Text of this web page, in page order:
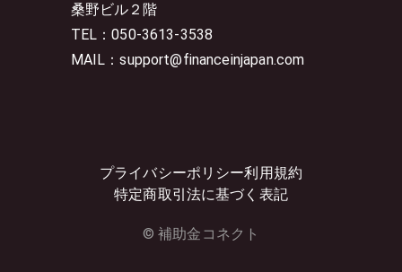
桑野ビル２階
TEL：050-3613-3538
MAIL：support@financeinjapan.com
プライバシーポリシー利用規約
特定商取引法に基づく表記
© 補助金コネクト